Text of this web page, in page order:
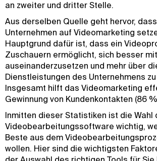
an zweiter und dritter Stelle.
Aus derselben Quelle geht hervor,
Unternehmen auf Videomarketing
Hauptgrund dafür ist, dass ein
Zuschauern ermöglicht, sich besser
auseinanderzusetzen und mehr über
Dienstleistungen des Unternehmens
Insgesamt hilft das Videomarketing
Gewinnung von Kundenkontakten (86
Inmitten dieser Statistiken ist die Wahl
Videobearbeitungssoftware wichtig,
Beste aus dem
wollen. Hier sind die wichtigsten